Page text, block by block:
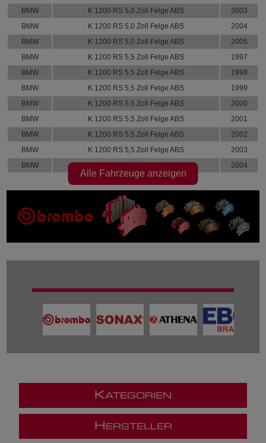
BMW
K 1200 RS 5,0 Zoll Felge ABS
2003
BMW
K 1200 RS 5,0 Zoll Felge ABS
2004
BMW
K 1200 RS 5,0 Zoll Felge ABS
2005
BMW
K 1200 RS 5,5 Zoll Felge ABS
1997
BMW
K 1200 RS 5,5 Zoll Felge ABS
1998
BMW
K 1200 RS 5,5 Zoll Felge ABS
1999
BMW
K 1200 RS 5,5 Zoll Felge ABS
2000
BMW
K 1200 RS 5,5 Zoll Felge ABS
2001
BMW
K 1200 RS 5,5 Zoll Felge ABS
2002
BMW
K 1200 RS 5,5 Zoll Felge ABS
2003
BMW
K 1200 RS 5,5 Zoll Felge ABS 2004
Alle Fahrzeuge anzeigen
KATEGORIEN
H ERSTELLER